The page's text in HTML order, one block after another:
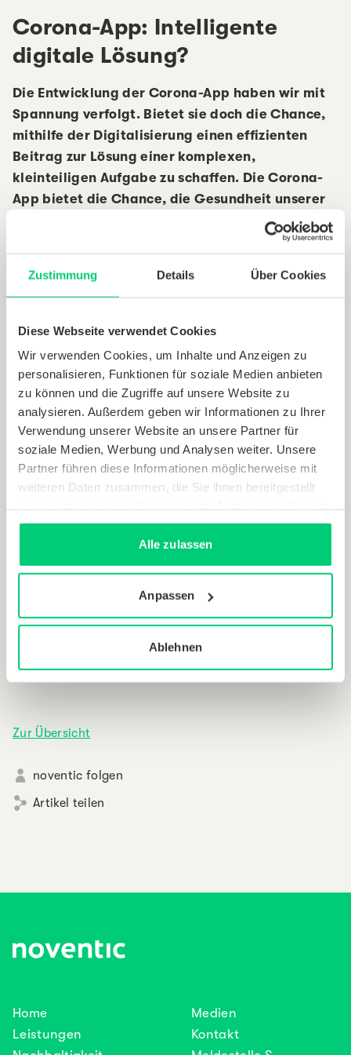
Zustimmung Details Über Cookies
Diese Webseite verwendet Cookies
Wir verwenden Cookies, um Inhalte und Anzeigen zu
personalisieren, Funktionen für soziale Medien anbieten
zu können und die Zugriffe auf unsere Website zu
analysieren. Außerdem geben wir Informationen zu Ihrer
Verwendung unserer Website an unsere Partner für
soziale Medien, Werbung und Analysen weiter. Unsere
Partner führen diese Informationen möglicherweise mit
weiteren Daten zusammen, die Sie ihnen bereitgestellt
gesammelt haben.
Alle zulassen
Anpassen
Ablehnen
Corona-App: Intelligente
digitale Lösung?
Die Entwicklung der Corona-App haben wir mit
Spannung verfolgt. Bietet sie doch die Chance,
mithilfe der Digitalisierung einen effizienten
Beitrag zur Lösung einer komplexen,
kleinteiligen Aufgabe zu schaffen. Die Corona-
App bietet die Chance, die Gesundheit unserer
Mitarbeitenden, unserer Kunden und der Kunden
unserer Kunden – der Bewohner – zu schützen.
Bewegungsfreiheit und weitere Lockerungen der
wirtschaftliche Stabilität.
Es gibt kritische Stimmen und berechtigte Sorgen
zur Corona-App – doch gerade jetzt sollten wir
neugierig voranschreiten und alle Werkzeuge, die
helfen, mit vertretbarem Aufwand die Pandemie im
Rahmen zu halten, nutzen. Die App kann so helfen,
die Infektionsraten in Grenzen zu halten und so die
Lockerungen erhalten und auszuweiten.
Diese digitale Lösung kann ihre Kraft nur entfalten,
Menschen die Corona-App herunterladen, desto
besser funktioniert das System. Wir sind gespannt,
wie sich der intelligente Einsatz dieser
datenbasierten digitalen Lösungen zur Pandemie-
Zur Übersicht
noventic folgen
Artikel teilen
Home
Leistungen
Medien
Kontakt